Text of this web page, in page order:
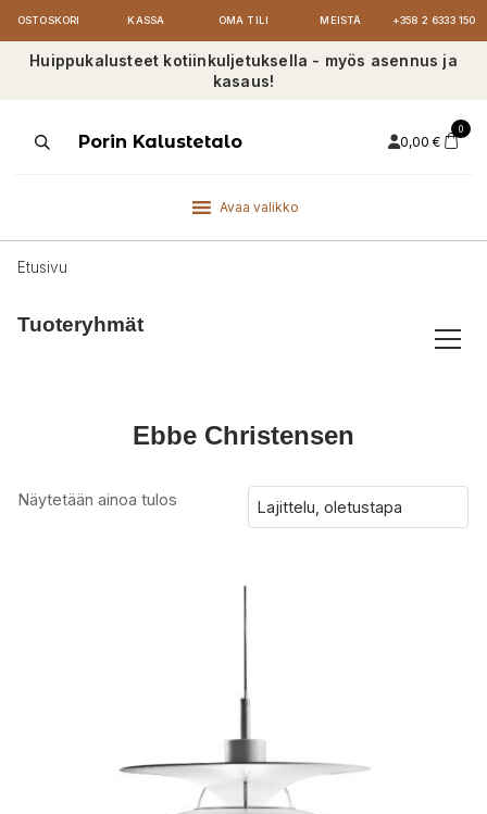
OSTOSKORI KASSA OMA TILI MEISTÄ +358 2 6333 150
Huippukalusteet kotiinkuljetuksella - myös asennus ja
kasaus!
ProductsPorin Kalustetalo 0,00 €
0
Avaa valikko
Etusivu
Tuoteryhmät
Ebbe Christensen
Näytetään ainoa tulos